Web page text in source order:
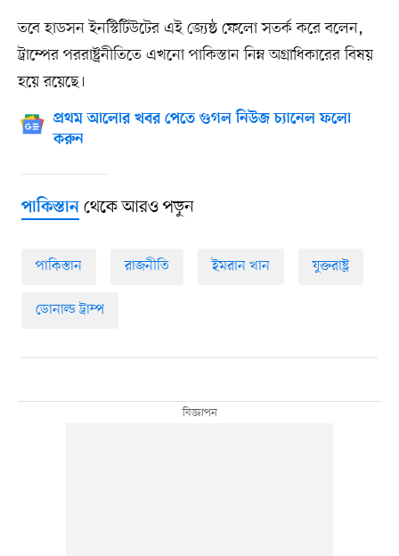
তবে হাডসন ইনস্টিটিউটের এই জ্যেষ্ঠ ফেলো সতর্ক করে বলেন,
ট্রাম্পের পররাষ্ট্রনীতিতে এখনো পাকিস্তান নিম্ন অগ্রাধিকারের বিষয়
হয়ে রয়েছে।
প্রথম আলোর খবর পেতে গুগল নিউজ চ্যানেল ফলো
করুন
পাকিস্তানথেকে আরও পড়ুন
পাকিস্তান রাজনীতি ইমরান খান যুক্তরাষ্ট্র
ডোনাল্ড ট্রাম্প